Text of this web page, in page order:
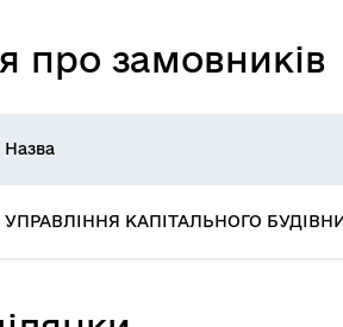
про замовників
Назва
УПРАВЛІННЯ КАПІТАЛЬНОГО